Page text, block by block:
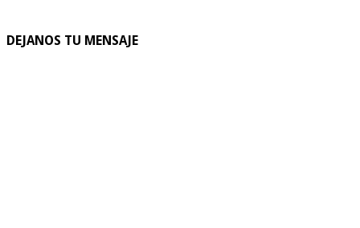
DEJANOS TU MENSAJE